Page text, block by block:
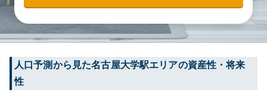
人口予測から見た名古屋大学駅エリアの資産性・将来
性